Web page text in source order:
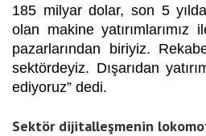
185 milyar dolar, son 5
olan makine yatırımlarımız
pazarlarından biriyiz.
sektördeyiz. Dışarıdan
ediyoruz” dedi.
Sektör dijitalleşmenin